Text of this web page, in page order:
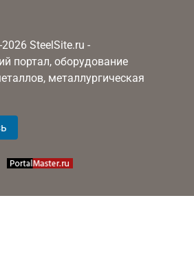
SteelSite.ru -
портал, оборудование
металлургическая